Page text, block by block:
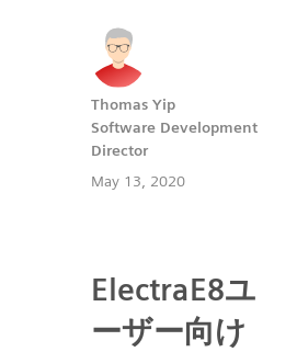
Thomas Yip
Software Development
Director
May 13, 2020
ElectraE8ユ
ーザー向け